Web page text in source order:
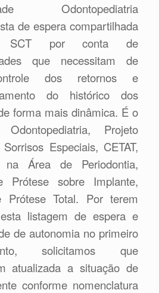
Odontopediatria
de espera compartilhada
por conta de
que necessitam de
dos retornos e
do histórico dos
forma mais dinâmica. É o
Projeto
Especiais, CETAT,
na Área de Periodontia,
Prótese sobre Implante,
Prótese Total. Por terem
listagem de espera e
de autonomia no primeiro
solicitamos que
atualizada a situação de
conforme nomenclatura